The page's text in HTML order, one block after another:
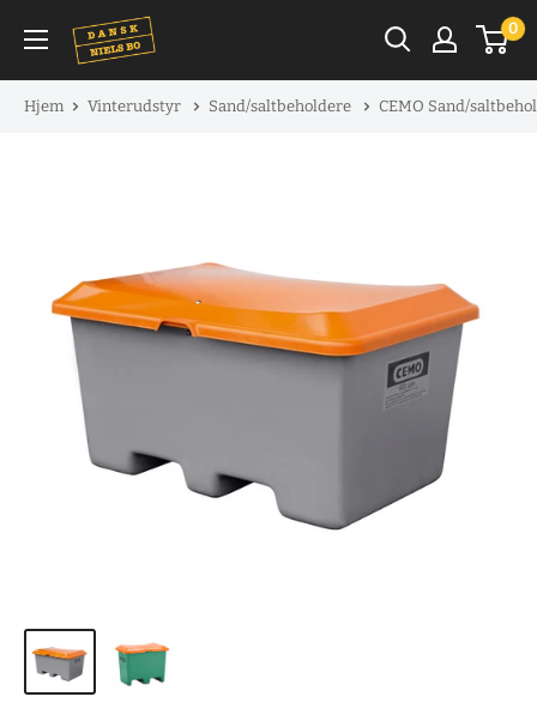
indhold
0
Hjem Vinterudstyr Sand/saltbeholdere CEMO Sand/